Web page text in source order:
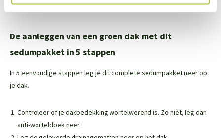
terecht komt, kun je een bolrooster bijbestellen.
De aanleggen van een groen dak met dit
sedumpakket in 5 stappen
In 5 eenvoudige stappen leg je dit complete sedumpakket neer op
je dak.
Controleer of je dakbedekking wortelwerend is. Zo niet, leg dan
anti-worteldoek neer.